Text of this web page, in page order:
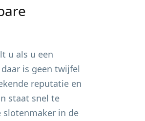
u als u een
is geen twijfel
reputatie en
staat snel te
slotenmaker in de